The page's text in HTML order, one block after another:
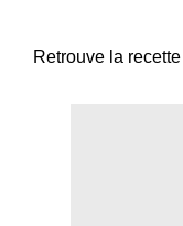
Retrouve la